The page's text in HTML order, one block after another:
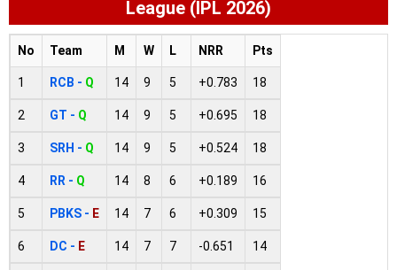
League (IPL 2026)
No Team M W L NRR Pts
1 RCB - Q 14 9 5 +0.783 18
2 GT - Q 14 9 5 +0.695 18
3 SRH - Q 14 9 5 +0.524 18
4 RR - Q 14 8 6 +0.189 16
5 PBKS - E 14 7 6 +0.309 15
6 DC - E 14 7 7 -0.651 14